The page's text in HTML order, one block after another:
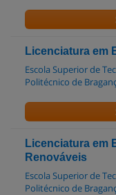
Licenciatura em
Escola Superior de
Politécnico de
Licenciatura em
Renováveis
Escola Superior de
Politécnico de